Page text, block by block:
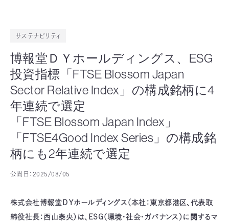
サステナビリティ
博報堂ＤＹホールディングス、ESG
投資指標「FTSE Blossom Japan
Sector Relative Index」の構成銘柄に4
年連続で選定
「FTSE Blossom Japan Index」
「FTSE4Good Index Series」の構成銘
柄にも2年連続で選定
公開日： 2025/08/05
株式会社博報堂ＤＹホールディングス（本社：東京都港区、代表取
締役社⻑：西山泰央）は、ESG（環境・社会・ガバナンス）に関するマ